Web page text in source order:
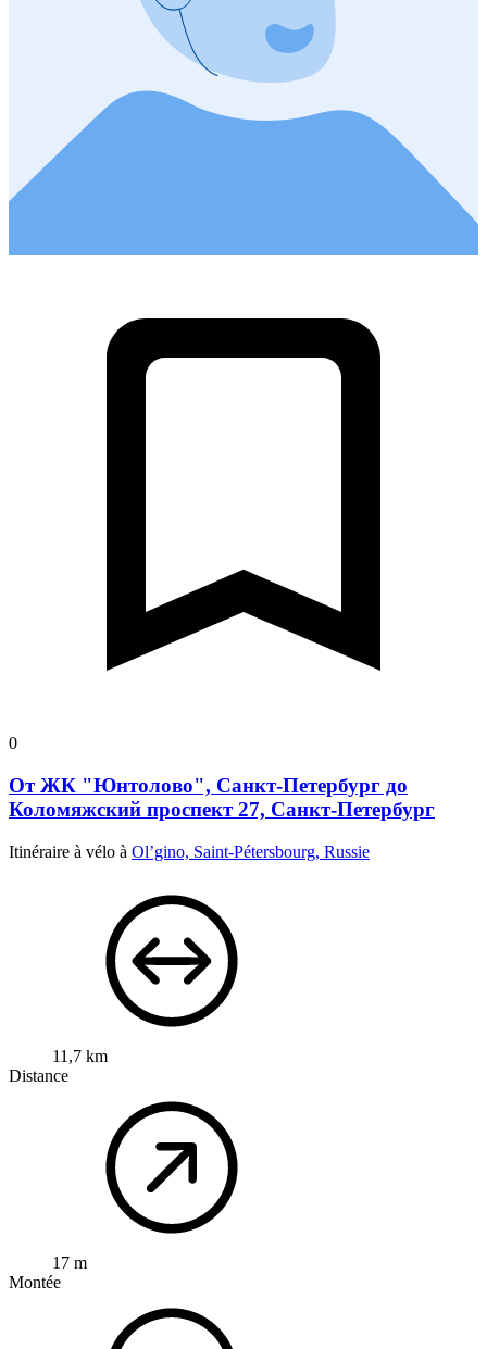
0
От ЖК "Юнтолово", Санкт-Петербург до
Коломяжский проспект 27, Санкт-Петербург
Itinéraire à vélo à Ol’gino, Saint-Pétersbourg, Russie
11,7 km
Distance
17 m
Montée